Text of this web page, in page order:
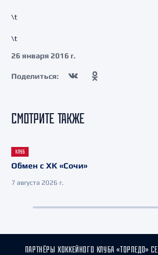
\t
\t
26 января 2016 г.
Поделиться:
СМОТРИТЕ ТАКЖЕ
КЛУБ
Обмен с ХК «Сочи»
7 августа 2026 г.
ПАРТНЁРЫ ХОККЕЙНОГО КЛУБА «ТОРПЕДО»